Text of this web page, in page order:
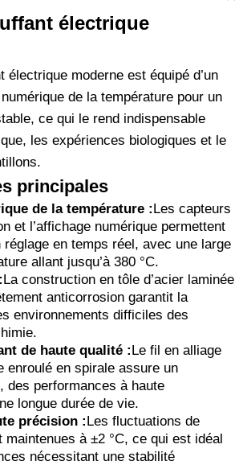
électrique
électrique moderne est équipé d’un
de la température pour un
ce qui le rend indispensable
les expériences biologiques et le
principales
de la température :Les capteurs
et l’affichage numérique permettent
réglage en temps réel, avec une large
allant jusqu’à 380 °C.
La construction en tôle d’acier laminée
anticorrosion garantit la
environnements difficiles des
de haute qualité :Le fil en alliage
enroulé en spirale assure un
des performances à haute
longue durée de vie.
précision :Les fluctuations de
maintenues à ±2 °C, ce qui est idéal
nécessitant une stabilité